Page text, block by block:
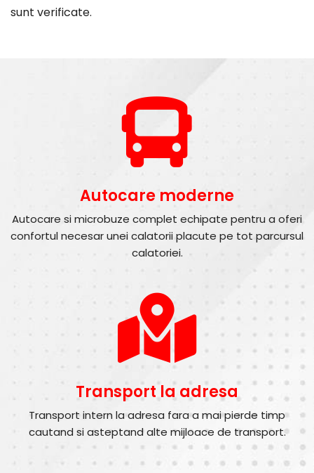
sunt verificate.
Autocare moderne
Autocare si microbuze complet echipate pentru a oferi
confortul necesar unei calatorii placute pe tot parcursul
calatoriei.
Transport la adresa
Transport intern la adresa fara a mai pierde timp
cautand si asteptand alte mijloace de transport.